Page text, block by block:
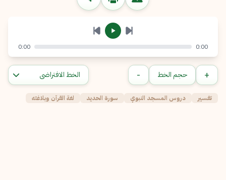
إرسال إلغاء
0:00
0:00
+ حجم الخط -
تفسير دروس المسجد النبوي سورة الحديد لغة القرآن وبلاغته